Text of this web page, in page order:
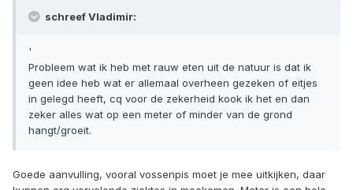
schreef Vladimir:
'
Probleem wat ik heb met rauw eten uit de natuur is dat ik
geen idee heb wat er allemaal overheen gezeken of eitjes
in gelegd heeft, cq voor de zekerheid kook ik het en dan
zeker alles wat op een meter of minder van de grond
hangt/groeit.
Goede aanvulling, vooral vossenpis moet je mee uitkijken, daar